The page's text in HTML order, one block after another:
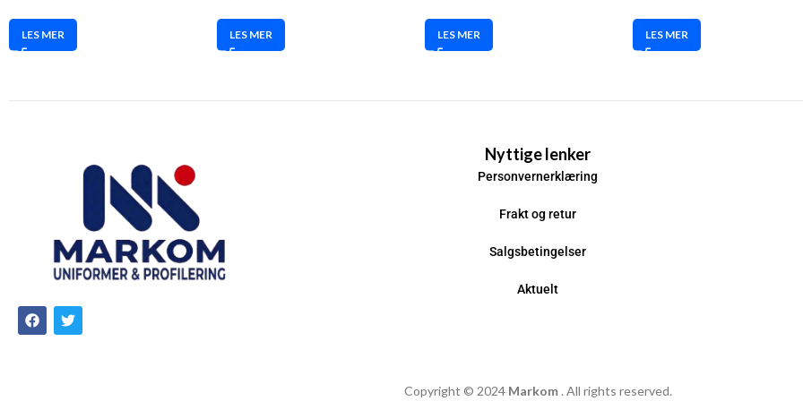
LES MER LES MER LES MER LES MER
Nyttige lenker
Personvernerklæring
Frakt og retur
Salgsbetingelser
Aktuelt
Copyright © 2024 Markom . All rights reserved.